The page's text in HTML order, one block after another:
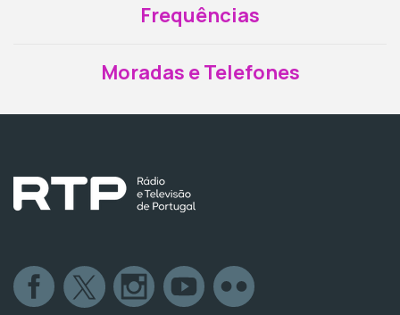
Frequências
Moradas e Telefones